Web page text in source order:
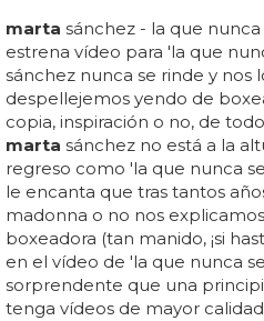
marta sánchez - la que nunca
estrena vídeo para 'la que
sánchez nunca se rinde y nos
despellejemos yendo de
copia, inspiración o no, de
marta sánchez no está a la
regreso como 'la que nunca
le encanta que tras tantos
madonna o no nos
boxeadora (tan manido, ¡si
en el vídeo de 'la que nunca
sorprendente que una
tenga vídeos de mayor